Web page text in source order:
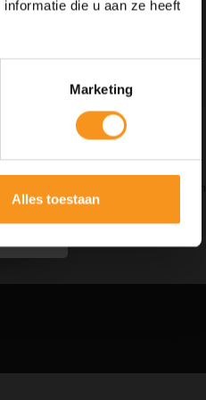
die u aan ze heeft
Marketing
Alles toestaan
vervolgens naar wens. Goed laten